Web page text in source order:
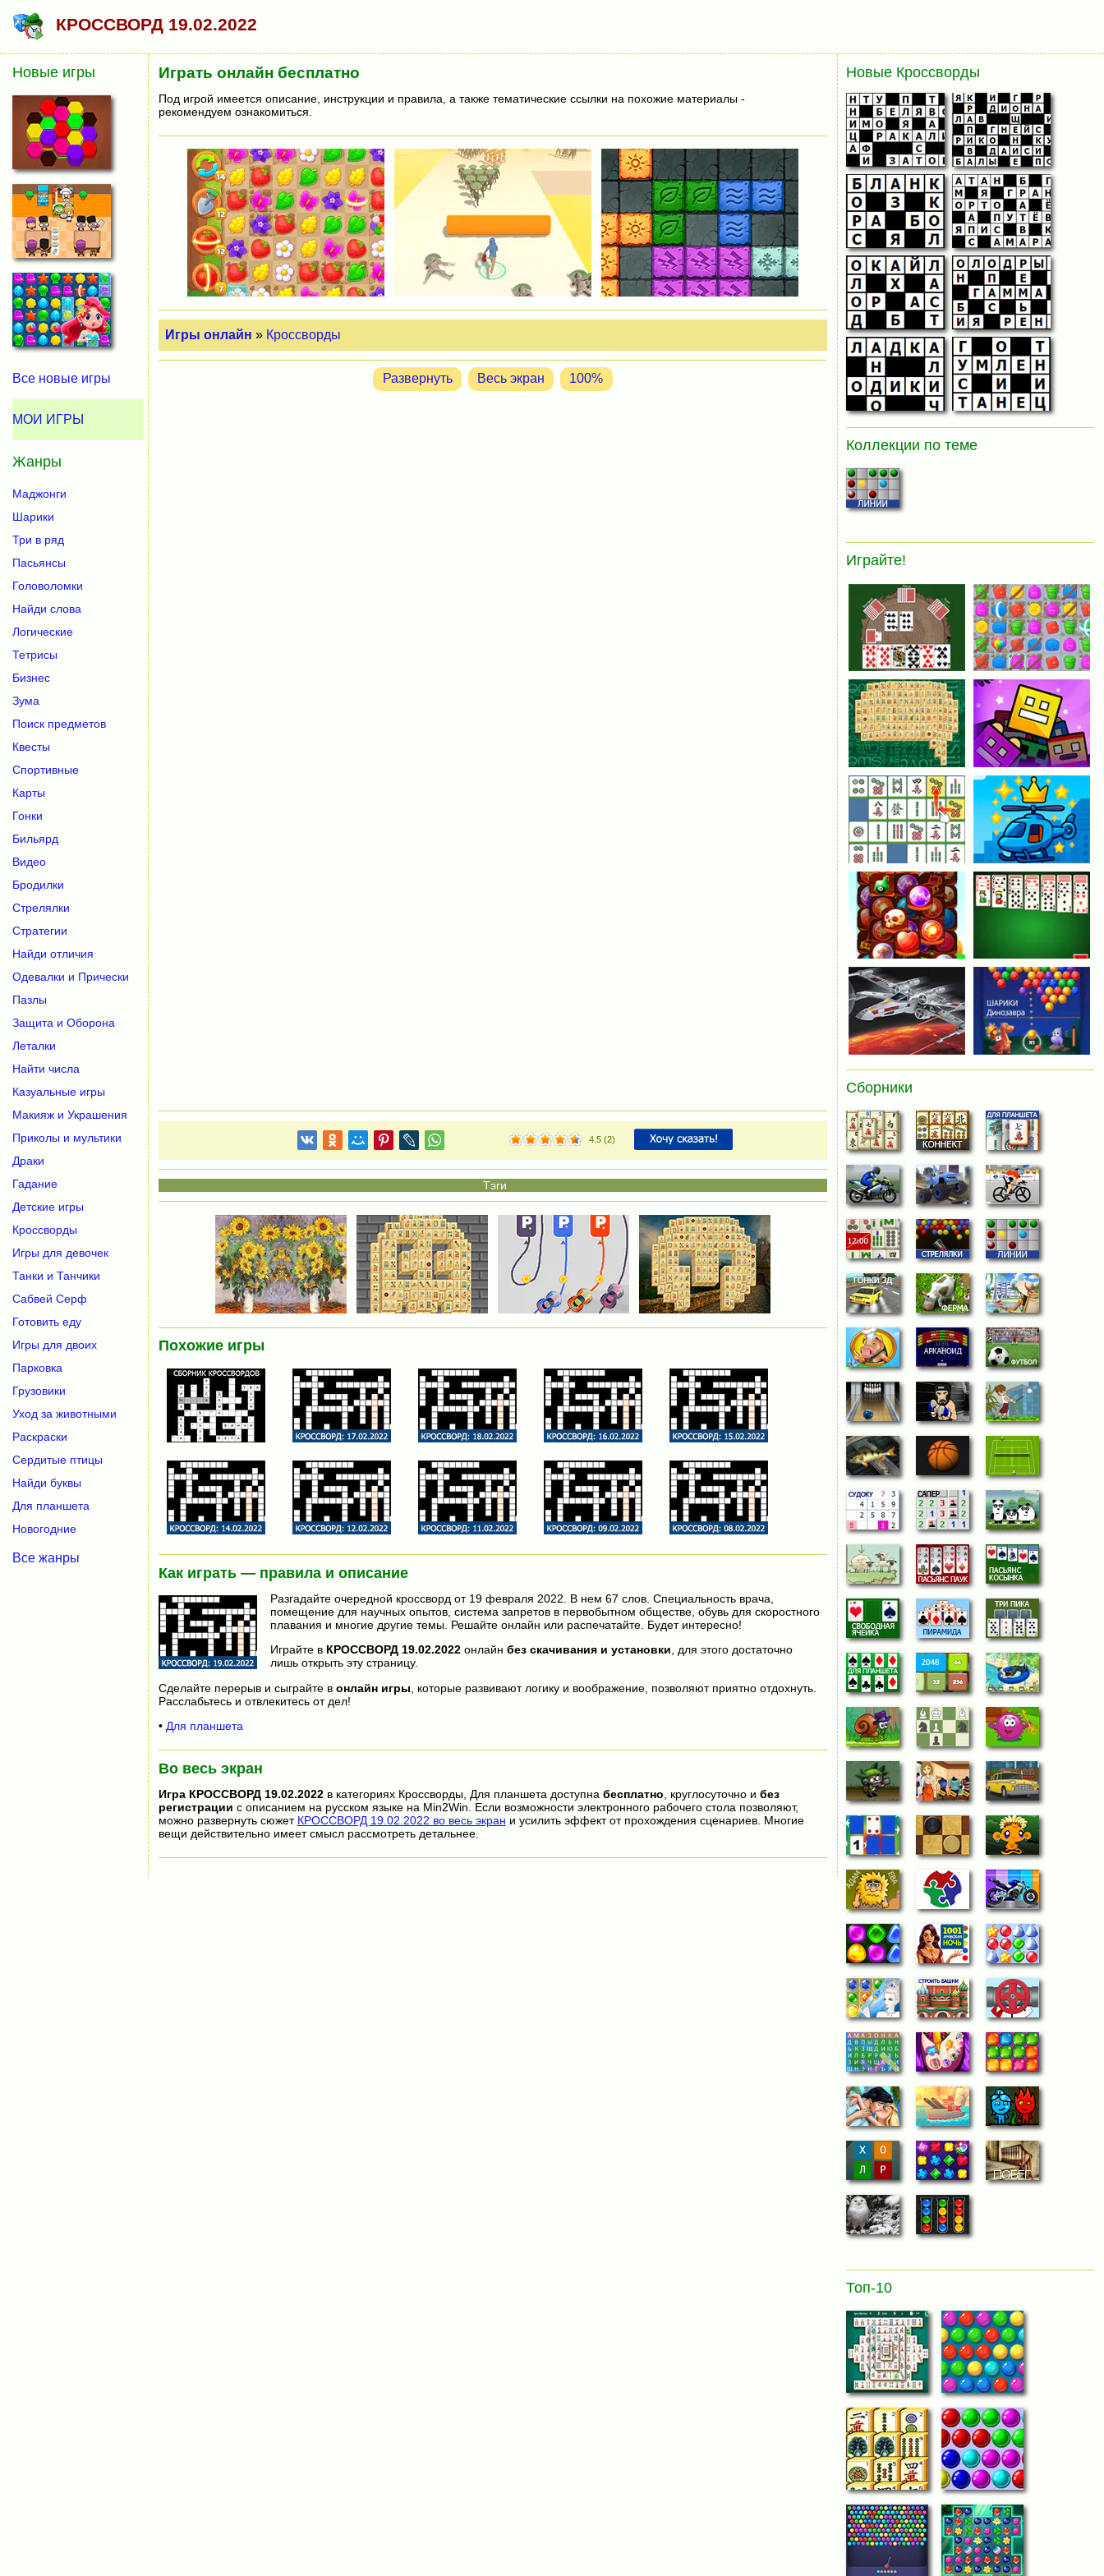
КРОССВОРД 19.02.2022
Играть онлайн бесплатно
Под игрой имеется описание, инструкции и правила, а также тематические ссылки на похожие материалы -
рекомендуем ознакомиться.
Игры онлайн » Кроссворды
Развернуть Весь экран 100%
4.5 (2)
Похожие игры
Как играть — правила и описание
Разгадайте очередной кроссворд от 19 февраля 2022. В нем 67 слов. Специальность врача,
помещение для научных опытов, система запретов в первобытном обществе, обувь для скоростного
плавания и многие другие темы. Решайте онлайн или распечатайте. Будет интересно!
Играйте в КРОССВОРД 19.02.2022онлайн без скачивания и установки, для этого достаточно
лишь открыть эту страницу.
Сделайте перерыв и сыграйте в онлайн игры , которые развивают логику и воображение, позволяют приятно отдохнуть.
Расслабьтесь и отвлекитесь от дел!
• Для планшета
Во весь экран
Игра КРОССВОРД 19.02.2022в категориях Кроссворды, Для планшета доступна бесплатно , круглосуточно и без
регистрации с описанием на русском языке на Min2Win. Если возможности электронного рабочего стола позволяют,
можно развернуть сюжет КРОССВОРД 19.02.2022 во весь экран и усилить эффект от прохождения сценариев. Многие
вещи действительно имеет смысл рассмотреть детальнее.
Новые игры
Все новые игры
МОИ ИГРЫ
Жанры
Маджонги
Шарики
Три в ряд
Пасьянсы
Головоломки
Найди слова
Логические
Тетрисы
Бизнес
Зума
Поиск предметов
Квесты
Спортивные
Карты
Гонки
Бильярд
Видео
Бродилки
Стрелялки
Стратегии
Найди отличия
Одевалки и Прически
Пазлы
Защита и Оборона
Леталки
Найти числа
Казуальные игры
Макияж и Украшения
Приколы и мультики
Драки
Гадание
Детские игры
Кроссворды
Игры для девочек
Танки и Танчики
Сабвей Серф
Готовить еду
Игры для двоих
Парковка
Грузовики
Уход за животными
Раскраски
Сердитые птицы
Найди буквы
Для планшета
Новогодние
Все жанры
Новые Кроссворды
Коллекции по теме
Играйте!
Сборники
Топ-10